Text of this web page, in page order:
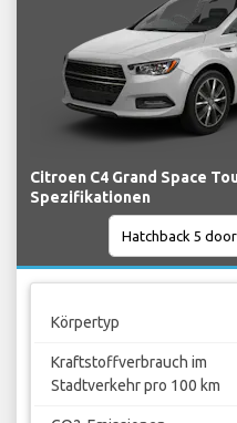
Citroen C4 Grand Space
Spezifikationen
Körpertyp
Kraftstoffverbrauch im
Stadtverkehr pro 100 km